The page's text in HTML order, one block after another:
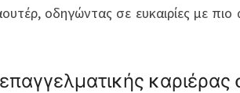
οδηγώντας σε ευκαιρίες με πιο